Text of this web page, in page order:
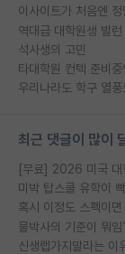
이사이트가 처음엔 정
역대급 대학원생 빌런
석사생의 고민
최근 댓글이 많이
미박 탑스쿨 유학이
혹시 이정도 스펙이
물박사의 기준이 뭐임
신생랩가지말라는 이